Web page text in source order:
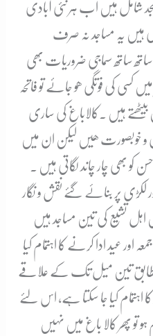
شامل ہیں اب ہر نئی آبادی
ہیں یہ مساجد نہ صرف
ساتھ سماجی ضروریات بھی
کسی کی فوتگی ھو جائے تو فاتحہ
ہیں ۔کالاباغ کی ساری
و خوبصورت ھیں لیکن ان میں
کو بھی چار چاند لگاتی ہیں ۔
لکڑی پر بناۓ گۓ نقش و نگار
اہل تشیع کی تین مساجد ہیں
عید ادا کرنے کا اہتمام کیا
تین میل تک کے علاقے
اہتمام کیا جا سکتا ہے، اس لئے
ہو تو پھر کالا باغ میں نہیں